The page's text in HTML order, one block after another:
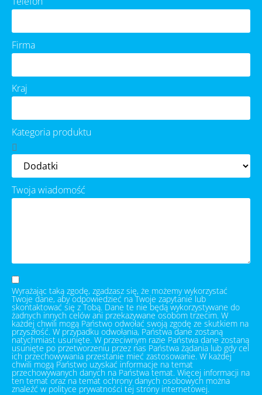
Firma
Kraj
Kategoria produktu
Twoja wiadomość
Wyrażając taką zgodę, zgadzasz się, że możemy wykorzystać
Twoje dane, aby odpowiedzieć na Twoje zapytanie lub
skontaktować się z Tobą. Dane te nie będą wykorzystywane do
żadnych innych celów ani przekazywane osobom trzecim. W
każdej chwili mogą Państwo odwołać swoją zgodę ze skutkiem na
przyszłość. W przypadku odwołania, Państwa dane zostaną
natychmiast usunięte. W przeciwnym razie Państwa dane zostaną
usunięte po przetworzeniu przez nas Państwa żądania lub gdy cel
ich przechowywania przestanie mieć zastosowanie. W każdej
chwili mogą Państwo uzyskać informacje na temat
przechowywanych danych na Państwa temat. Więcej informacji na
ten temat oraz na temat ochrony danych osobowych można
znaleźć w polityce prywatności tej strony internetowej.